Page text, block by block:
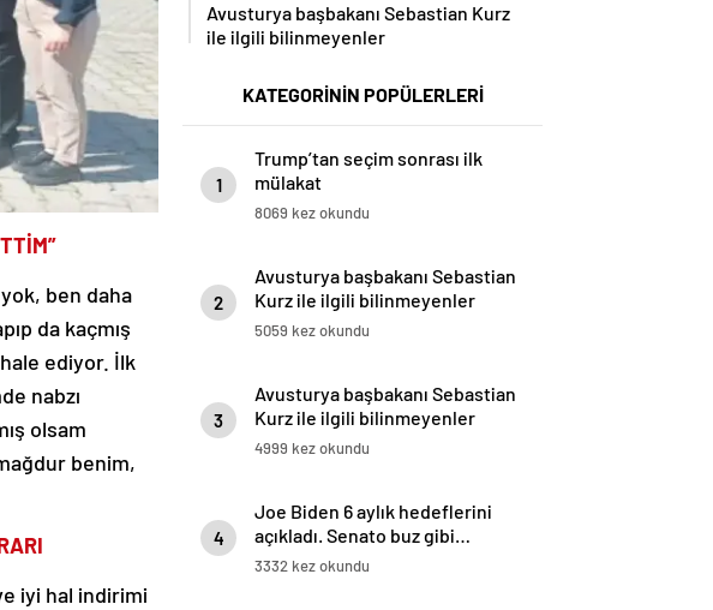
ben daha
da kaçmış
ediyor. İlk
nabzı
olsam
benim,
iyi hal indirimi
Avusturya başbakanı Sebastian Kurz
ile ilgili bilinmeyenler
KATEGORİNİN POPÜLERLERİ
1
Trump’tan seçim sonrası ilk
mülakat
8069 kez okundu
2
Avusturya başbakanı Sebastian
Kurz ile ilgili bilinmeyenler
5059 kez okundu
3
Avusturya başbakanı Sebastian
Kurz ile ilgili bilinmeyenler
4999 kez okundu
4
Joe Biden 6 aylık hedeflerini
açıkladı. Senato buz gibi…
3332 kez okundu